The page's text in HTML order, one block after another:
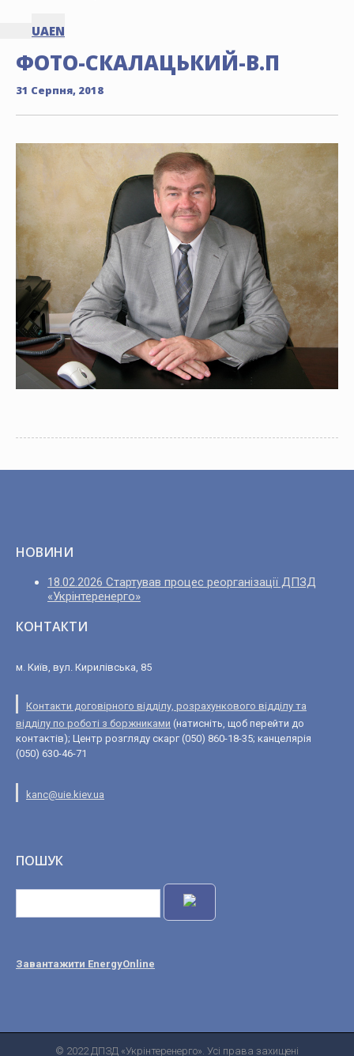
UAEN
ФОТО-СКАЛАЦЬКИЙ-В.П
31 Серпня, 2018
НОВИНИ
18.02.2026 Стартував процес реорганізації ДПЗД
«Укрінтеренерго»
КОНТАКТИ
м. Київ, вул. Кирилівська, 85
Контакти договірного відділу, розрахункового відділу та
відділу по роботі з боржниками (натисніть, щоб перейти до
контактів); Центр розгляду скарг (050) 860-18-35; канцелярія
(050) 630-46-71
kanc@uie.kiev.ua
ПОШУК
Завантажити EnergyOnline
© 2022 ДПЗД «Укрінтеренерго». Усі права захищені